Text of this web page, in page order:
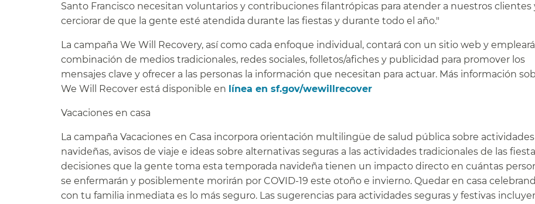
Santo Francisco necesitan voluntarios y contribuciones filantrópicas para atender a nuestros clientes
cerciorar de que la gente esté atendida durante las fiestas y durante todo el año."​​
La campaña We Will Recovery, así como cada enfoque individual, contará con un sitio web y
combinación de medios tradicionales, redes sociales, folletos/afiches y publicidad para promover los
mensajes clave y ofrecer a las personas la información que necesitan para actuar. Más información
We Will Recover está disponible en línea en sf.gov/wewillrecover
Vacaciones en casa​​
La campaña Vacaciones en Casa incorpora orientación multilingüe de salud pública sobre actividades
navideñas, avisos de viaje e ideas sobre alternativas seguras a las actividades tradicionales de las
decisiones que la gente toma esta temporada navideña tienen un impacto directo en cuántas
se enfermarán y posiblemente morirán por COVID-19 este otoño e invierno. Quedar en casa
con tu familia inmediata es lo más seguro. Las sugerencias para actividades seguras y festivas